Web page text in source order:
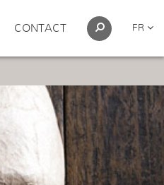
CONTACT FR